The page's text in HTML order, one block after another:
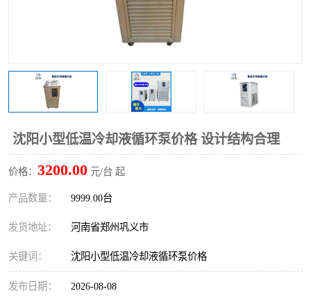
沈阳小型低温冷却液循环泵价格 设计结构合理
价格： 3200.00 元/台 起
产品数量： 9999.00台
发货地址： 河南省郑州巩义市
关键词： 沈阳小型低温冷却液循环泵价格
发布日期： 2026-08-08